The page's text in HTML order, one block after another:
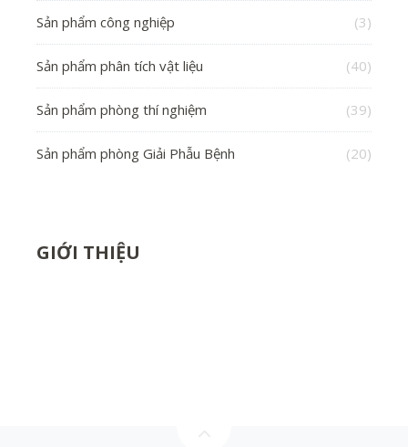
Sản phẩm công nghiệp (3)
Sản phẩm phân tích vật liệu (40)
Sản phẩm phòng thí nghiệm (39)
Sản phẩm phòng Giải Phẫu Bệnh (20)
GIỚI THIỆU